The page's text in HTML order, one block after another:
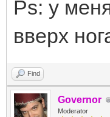
Ps: у
вверх
Find
Governor
Moderator